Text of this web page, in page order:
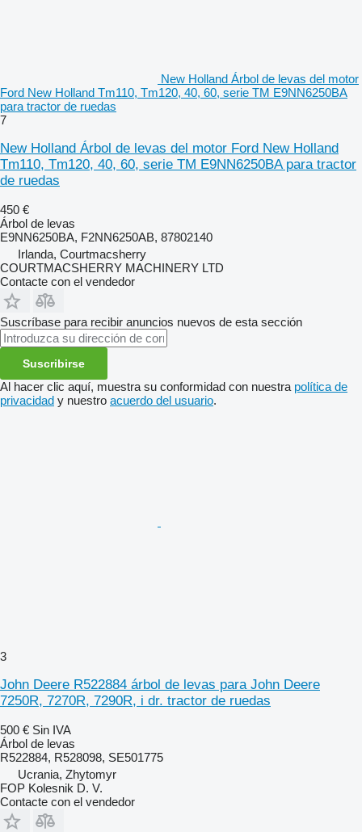
New Holland Árbol de levas del motor
Ford New Holland Tm110, Tm120, 40, 60, serie TM E9NN6250BA
para tractor de ruedas
7
New Holland Árbol de levas del motor Ford New Holland
Tm110, Tm120, 40, 60, serie TM E9NN6250BA para tractor
de ruedas
450 €
Árbol de levas
E9NN6250BA, F2NN6250AB, 87802140
Irlanda, Courtmacsherry
COURTMACSHERRY MACHINERY LTD
Contacte con el vendedor
Suscríbase para recibir anuncios nuevos de esta sección
Suscribirse
Al hacer clic aquí, muestra su conformidad con nuestra política de
privacidad y nuestro acuerdo del usuario.
3
John Deere R522884 árbol de levas para John Deere
7250R, 7270R, 7290R, i dr. tractor de ruedas
500 € Sin IVA
Árbol de levas
R522884, R528098, SE501775
Ucrania, Zhytomyr
FOP Kolesnik D. V.
Contacte con el vendedor